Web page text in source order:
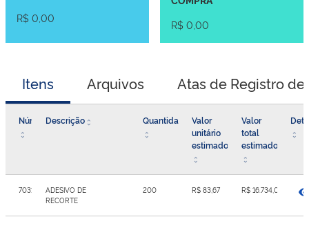
R$ 0,00
R$ 0,00
Itens Arquivos Atas de Registro de
NúmeroDescrição Quantidade
Valor
unitário
estimado
Valor
total
estimado
7031972ADESIVO DE
RECORTE
200 R$ 83,67 R$ 16.734,00